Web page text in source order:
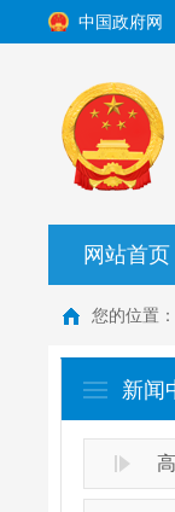
中国政府网
网站首页
您的位置：
新闻